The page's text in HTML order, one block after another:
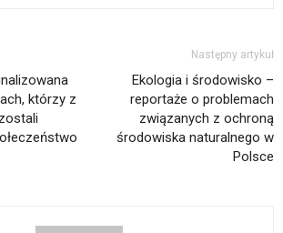
którzy z
Następny artykuł
Ekologia i środowisko –
reportaże o problemach
związanych z ochroną
środowiska naturalnego w
Polsce